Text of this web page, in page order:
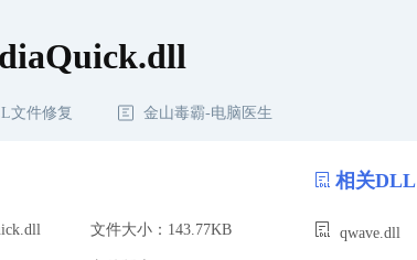
文件修复 金山毒霸-电脑医生
文件大小：143.77KB
相关DLL
qwave.dll